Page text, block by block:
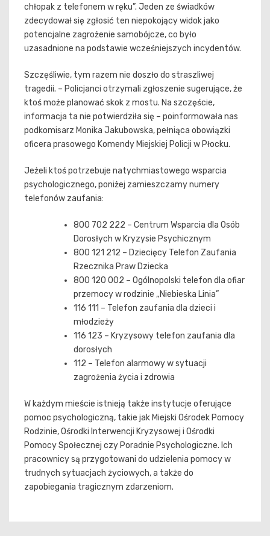
chłopak z telefonem w ręku”. Jeden ze świadków
zdecydował się zgłosić ten niepokojący widok jako
potencjalne zagrożenie samobójcze, co było
uzasadnione na podstawie wcześniejszych incydentów.
Szczęśliwie, tym razem nie doszło do straszliwej
tragedii. – Policjanci otrzymali zgłoszenie sugerujące, że
ktoś może planować skok z mostu. Na szczęście,
informacja ta nie potwierdziła się – poinformowała nas
podkomisarz Monika Jakubowska, pełniąca obowiązki
oficera prasowego Komendy Miejskiej Policji w Płocku.
Jeżeli ktoś potrzebuje natychmiastowego wsparcia
psychologicznego, poniżej zamieszczamy numery
telefonów zaufania:
800 702 222 – Centrum Wsparcia dla Osób
Dorosłych w Kryzysie Psychicznym
800 121 212 – Dziecięcy Telefon Zaufania
Rzecznika Praw Dziecka
800 120 002 – Ogólnopolski telefon dla ofiar
przemocy w rodzinie „Niebieska Linia”
116 111 – Telefon zaufania dla dzieci i
młodzieży
116 123 – Kryzysowy telefon zaufania dla
dorosłych
112 – Telefon alarmowy w sytuacji
zagrożenia życia i zdrowia
W każdym mieście istnieją także instytucje oferujące
pomoc psychologiczną, takie jak Miejski Ośrodek Pomocy
Rodzinie, Ośrodki Interwencji Kryzysowej i Ośrodki
Pomocy Społecznej czy Poradnie Psychologiczne. Ich
pracownicy są przygotowani do udzielenia pomocy w
trudnych sytuacjach życiowych, a także do
zapobiegania tragicznym zdarzeniom.